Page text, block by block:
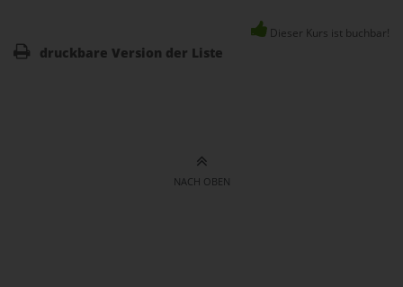
Dieser Kurs ist buchbar!
druckbare Version der Liste
NACH OBEN